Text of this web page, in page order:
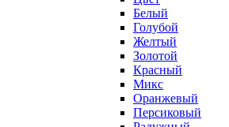
Белый
Голубой
Желтый
Золотой
Красный
Микс
Оранжевый
Персиковый